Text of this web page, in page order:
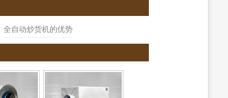
全自动炒货机的优势